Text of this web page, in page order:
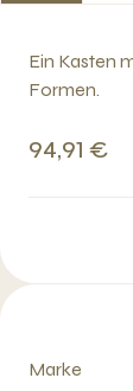
Ein Kasten
Formen.
94,91 €
Marke